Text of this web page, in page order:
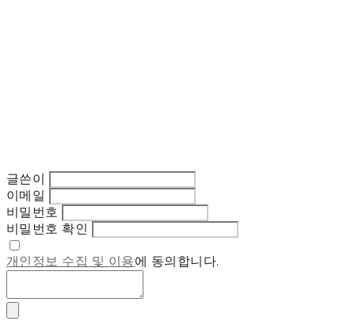
글쓴이
이메일
비밀번호
비밀번호 확인
개인정보 수집 및 이용에 동의합니다.